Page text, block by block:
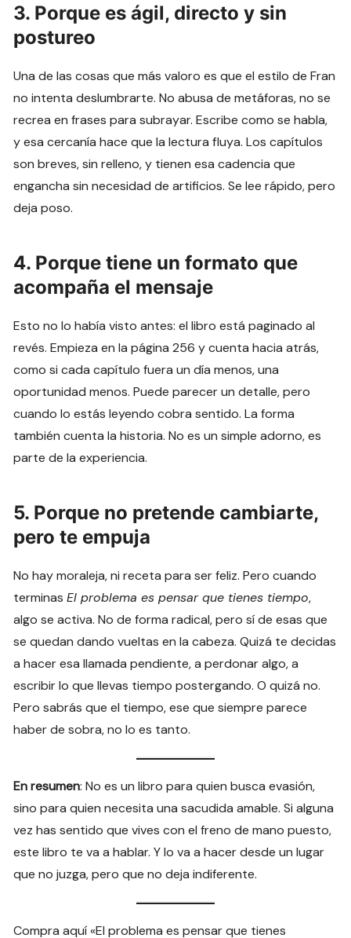
3. Porque es ágil, directo y sin
postureo
Una de las cosas que más valoro es que el estilo de Fran
no intenta deslumbrarte. No abusa de metáforas, no se
recrea en frases para subrayar. Escribe como se habla,
y esa cercanía hace que la lectura fluya. Los capítulos
son breves, sin relleno, y tienen esa cadencia que
engancha sin necesidad de artificios. Se lee rápido, pero
deja poso.
4. Porque tiene un formato que
acompaña el mensaje
Esto no lo había visto antes: el libro está paginado al
revés. Empieza en la página 256 y cuenta hacia atrás,
como si cada capítulo fuera un día menos, una
oportunidad menos. Puede parecer un detalle, pero
cuando lo estás leyendo cobra sentido. La forma
también cuenta la historia. No es un simple adorno, es
parte de la experiencia.
5. Porque no pretende cambiarte,
pero te empuja
No hay moraleja, ni receta para ser feliz. Pero cuando
terminasEl problema es pensar que tienes tiempo,
algo se activa. No de forma radical, pero sí de esas que
se quedan dando vueltas en la cabeza. Quizá te decidas
a hacer esa llamada pendiente, a perdonar algo, a
escribir lo que llevas tiempo postergando. O quizá no.
Pero sabrás que el tiempo, ese que siempre parece
haber de sobra, no lo es tanto.
En resumen: No es un libro para quien busca evasión,
sino para quien necesita una sacudida amable. Si alguna
vez has sentido que vives con el freno de mano puesto,
este libro te va a hablar. Y lo va a hacer desde un lugar
que no juzga, pero que no deja indiferente.
Compra aquí «El problema es pensar que tienes